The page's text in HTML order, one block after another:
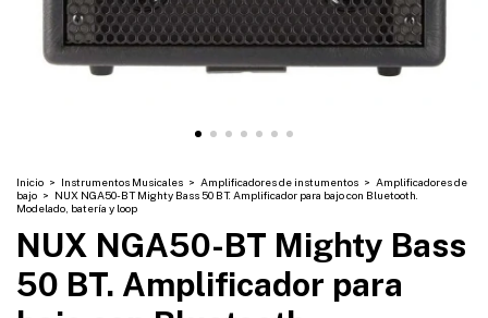
Inicio > Instrumentos Musicales > Amplificadores de instumentos > Amplificadores de
bajo > NUX NGA50-BT Mighty Bass 50 BT. Amplificador para bajo con Bluetooth.
Modelado, batería y loop
NUX NGA50-BT Mighty Bass
50 BT. Amplificador para